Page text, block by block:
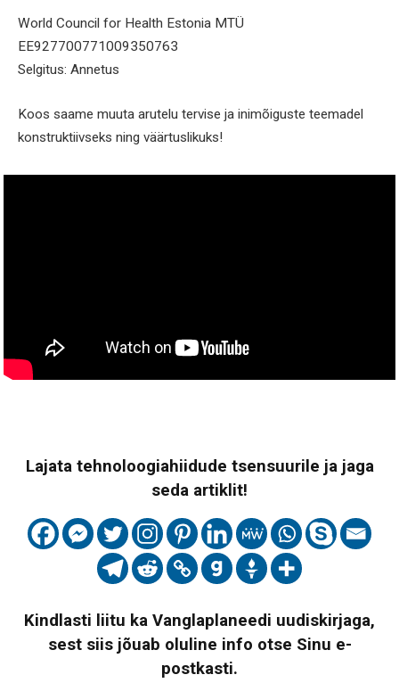
World Council for Health Estonia MTÜ
EE927700771009350763
Selgitus: Annetus
Koos saame muuta arutelu tervise ja inimõiguste teemadel
konstruktiivseks ning väärtuslikuks!
Lajata tehnoloogiahiidude tsensuurile ja jaga
seda artiklit!
Kindlasti liitu ka Vanglaplaneedi uudiskirjaga,
sest siis jõuab oluline info otse Sinu e-
postkasti.